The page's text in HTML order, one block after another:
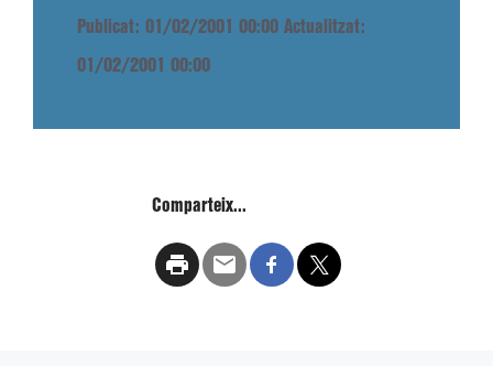
Publicat: 01/02/2001 00:00 Actualitzat:
01/02/2001 00:00
Comparteix...